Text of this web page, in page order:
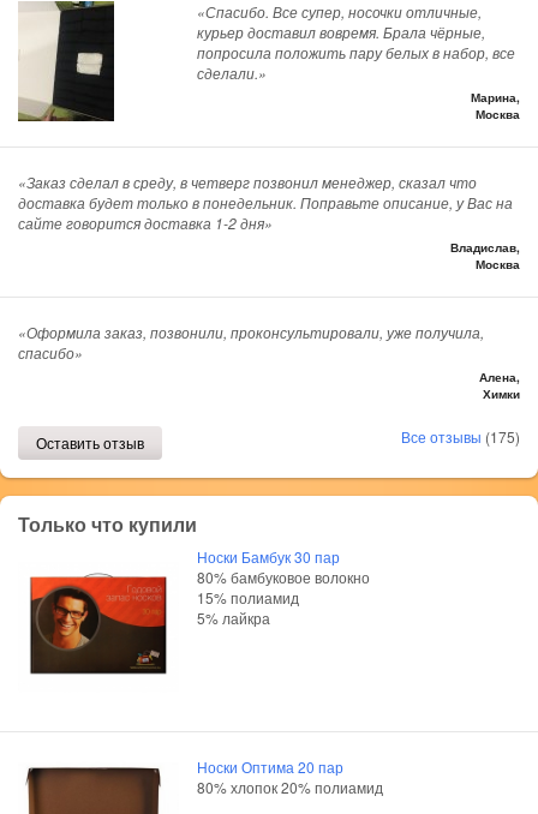
«Спасибо. Все супер, носочки отличные,
курьер доставил вовремя. Брала чёрные,
попросила положить пару белых в набор, все
сделали.»
Марина,
Москва
«Заказ сделал в среду, в четверг позвонил менеджер, сказал что
доставка будет только в понедельник. Поправьте описание, у Вас на
сайте говорится доставка 1-2 дня»
Владислав,
Москва
«Оформила заказ, позвонили, проконсультировали, уже получила,
спасибо»
Алена,
Химки
Оставить отзыв Все отзывы (175)
Только что купили
Носки Бамбук 30 пар
80% бамбуковое волокно
15% полиамид
5% лайкра
Носки Оптима 20 пар
80% хлопок 20% полиамид